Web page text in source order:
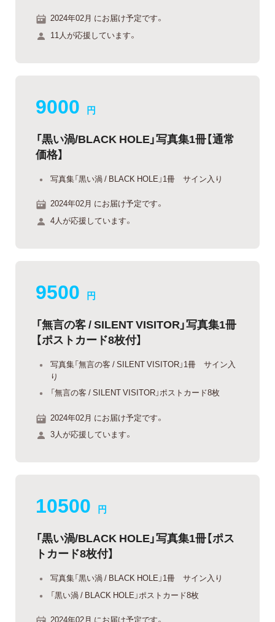
2024年02月 にお届け予定です。
11人が応援しています。
9000 円
「黒い渦/BLACK HOLE」写真集1冊【通常
価格】
写真集「黒い渦 / BLACK HOLE」1冊 サイン入り
2024年02月 にお届け予定です。
4人が応援しています。
9500 円
「無言の客 / SILENT VISITOR」写真集1冊
【ポストカード8枚付】
写真集「無言の客 / SILENT VISITOR」1冊 サイン入
り
「無言の客 / SILENT VISITOR」ポストカード8枚
2024年02月 にお届け予定です。
3人が応援しています。
10500 円
「黒い渦/BLACK HOLE」写真集1冊【ポス
トカード8枚付】
写真集「黒い渦 / BLACK HOLE」1冊 サイン入り
「黒い渦 / BLACK HOLE」ポストカード8枚
2024年02月 にお届け予定です。